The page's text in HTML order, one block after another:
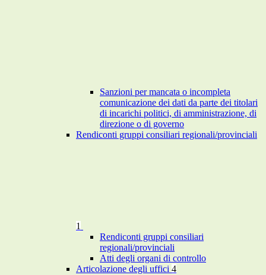
Sanzioni per mancata o incompleta
comunicazione dei dati da parte dei titolari
di incarichi politici, di amministrazione, di
direzione o di governo
Rendiconti gruppi consiliari regionali/provinciali
1
Rendiconti gruppi consiliari
regionali/provinciali
Atti degli organi di controllo
Articolazione degli uffici 4